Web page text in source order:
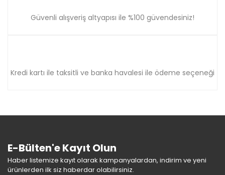
Güvenli alışveriş altyapısı ile %100 güvendesiniz!
Kredi kartı ile taksitli ve banka havalesi ile ödeme seçeneği
E-Bülten'e Kayıt Olun
Haber listemize kayıt olarak kampanyalardan, indirim ve yeni
ürünlerden ilk siz haberdar olabilirsiniz.